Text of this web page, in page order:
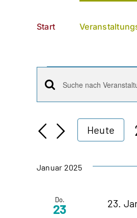
Start
Suche
und
Ansichten,
Navigation
Bitte
eingeben.
Suche
Veranstaltungen
Heute
Januar 2025
Do.
23 23.